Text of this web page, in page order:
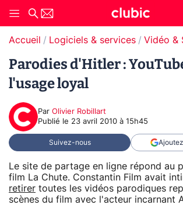
Accueil Logiciels & services Vidéo &
Parodies d'Hitler :
l'usage loyal
Par Olivier Robillart
Publié le 23 avril 2010 à 15h45
Suivez-nous
Le site de partage en ligne répond au
film La Chute. Constantin Film avait
retirer toutes les vidéos parodiques
scènes du film avec l'acteur incarnant